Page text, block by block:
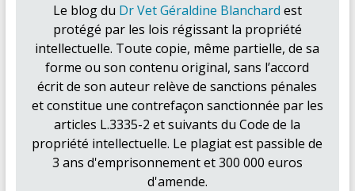
Le blog du Dr Vet Géraldine Blanchard est
protégé par les lois régissant la propriété
intellectuelle. Toute copie, même partielle, de sa
forme ou son contenu original, sans l’accord
écrit de son auteur relève de sanctions pénales
et constitue une contrefaçon sanctionnée par les
articles L.3335-2 et suivants du Code de la
propriété intellectuelle. Le plagiat est passible de
3 ans d'emprisonnement et 300 000 euros
d'amende.